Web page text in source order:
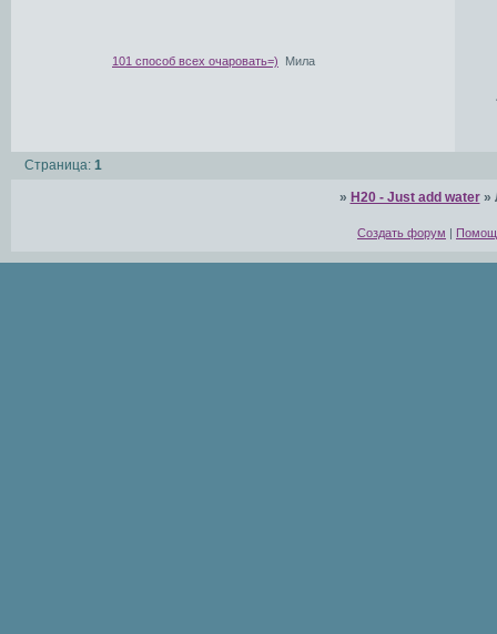
101 способ всех очаровать=) Мила
Страница: 1
» H20 - Just add water »
Создать форум |